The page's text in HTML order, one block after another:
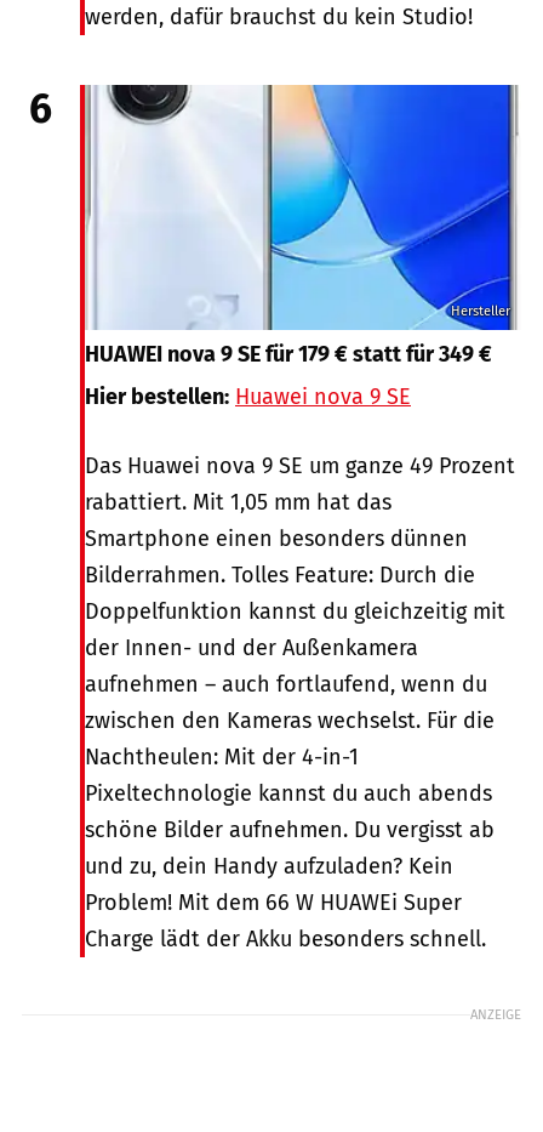
werden, dafür brauchst du kein Studio!
6
Hersteller
HUAWEI nova 9 SE für 179 € statt für 349 €
Hier bestellen: Huawei nova 9 SE
Das Huawei nova 9 SE um ganze 49 Prozent
rabattiert. Mit 1,05 mm hat das
Smartphone einen besonders dünnen
Bilderrahmen. Tolles Feature: Durch die
Doppelfunktion kannst du gleichzeitig mit
der Innen- und der Außenkamera
aufnehmen – auch fortlaufend, wenn du
zwischen den Kameras wechselst. Für die
Nachtheulen: Mit der 4-in-1
Pixeltechnologie kannst du auch abends
schöne Bilder aufnehmen. Du vergisst ab
und zu, dein Handy aufzuladen? Kein
Problem! Mit dem 66 W HUAWEi Super
Charge lädt der Akku besonders schnell.
ANZEIGE